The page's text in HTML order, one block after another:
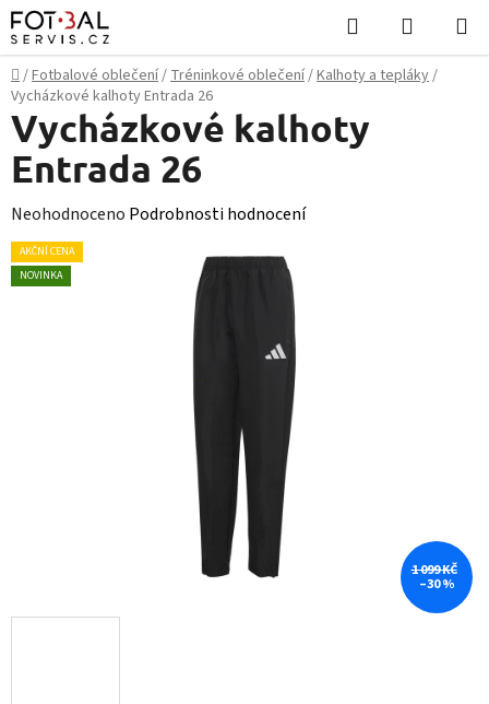
Přejít
na
obsah
Hledat
KOŠÍK
Domů
/Fotbalové oblečení/Tréninkové oblečení/Kalhoty a tepláky/
Vycházkové kalhoty Entrada 26
Vycházkové kalhoty
Entrada 26
Průměrné
hodnocení
produktu
Neohodnoceno Podrobnosti hodnocení
AKČNÍ CENA
NOVINKA
1 099 KČ
–30 %